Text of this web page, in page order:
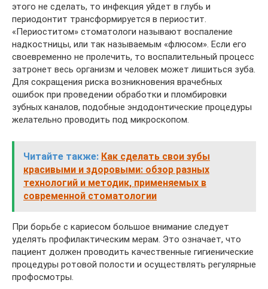
этого не сделать, то инфекция уйдет в глубь и
периодонтит трансформируется в периостит.
«Периоститом» стоматологи называют воспаление
надкостницы, или так называемым «флюсом». Если его
своевременно не пролечить, то воспалительный процесс
затронет весь организм и человек может лишиться зуба.
Для сокращения риска возникновения врачебных
ошибок при проведении обработки и пломбировки
зубных каналов, подобные эндодонтические процедуры
желательно проводить под микроскопом.
Читайте также: Как сделать свои зубы
красивыми и здоровыми: обзор разных
технологий и методик, применяемых в
современной стоматологии
При борьбе с кариесом большое внимание следует
уделять профилактическим мерам. Это означает, что
пациент должен проводить качественные гигиенические
процедуры ротовой полости и осуществлять регулярные
профосмотры.